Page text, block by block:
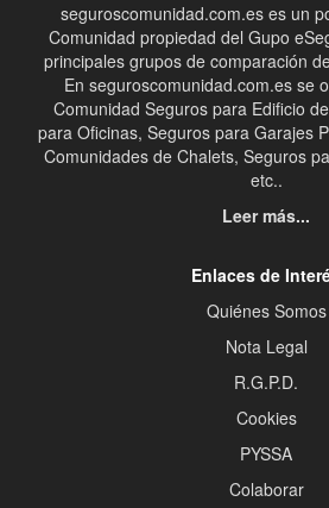
seguroscomunidad.com.es es un
Comunidad propiedad del Gupo
principales grupos de comparación
En seguroscomunidad.com.es se
Comunidad Seguros para Edificio
para Oficinas, Seguros para Garajes
Comunidades de Chalets, Seguros
etc..
Leer más...
Enlaces de
Quiénes Somos
Nota Legal
R.G.P.D.
Cookies
PYSSA
Colaborar